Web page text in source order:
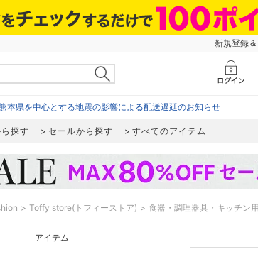
新規登録
本県を中心とする地震の影響による配送遅延のお知らせ
探す セールから探す すべてのアイテム
Toffy store(トフィーストア) 食器・調理器具・キッチン
アイテム